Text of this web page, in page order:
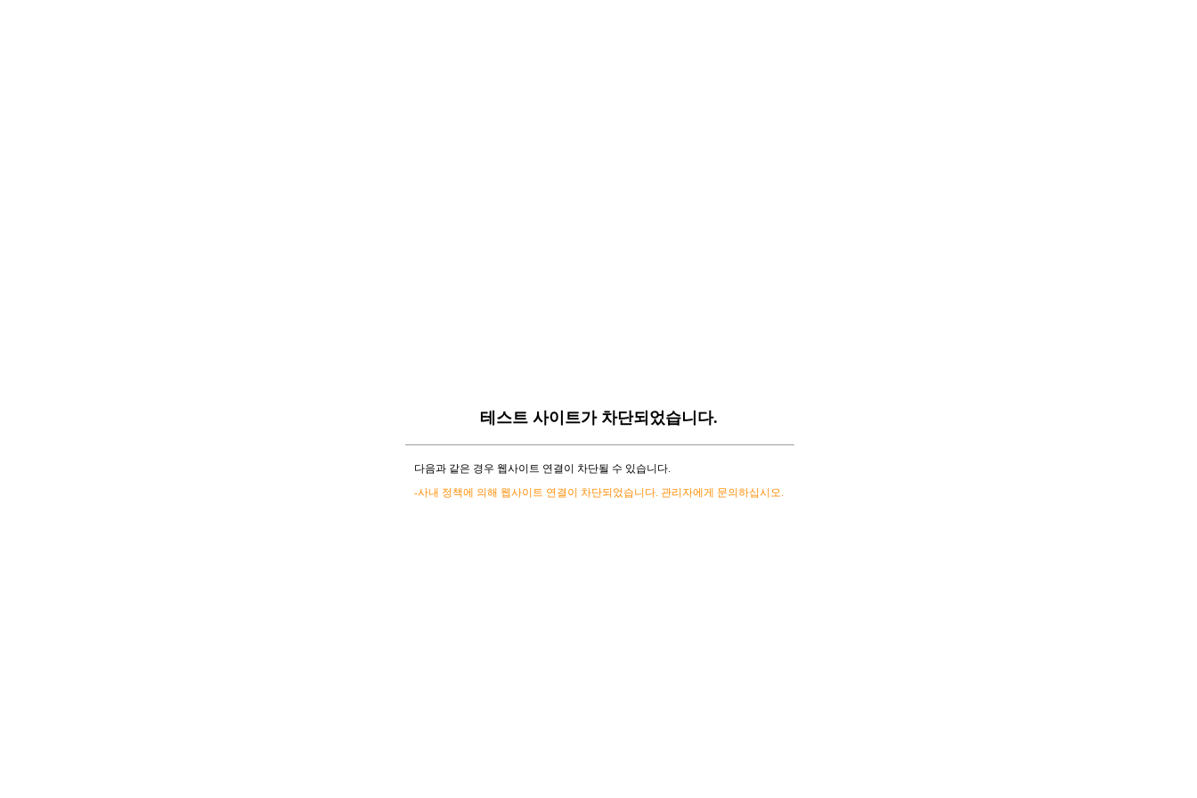
테스트 사이트가 차단되었습니다.
다음과 같은 경우 웹사이트 연결이 차단될 수 있습니다.
-사내 정책에 의해 웹사이트 연결이 차단되었습니다. 관리자에게 문의하십시오.